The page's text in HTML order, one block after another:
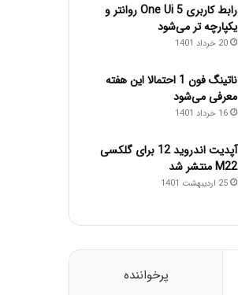
رابط کاربری One Ui 5 روانتر و
یکپارچه تر می‌شود
20 خرداد 1401
ناتینگ فون 1 احتمالا این هفته
معرفی می‌شود
16 خرداد 1401
آپدیت اندروید 12 برای گلکسی
M22 منتشر شد
25 اردیبهشت 1401
پرخواننده